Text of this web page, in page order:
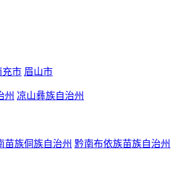
充市 眉山市
州 凉山彝族自治州
苗族侗族自治州 黔南布依族苗族自治州